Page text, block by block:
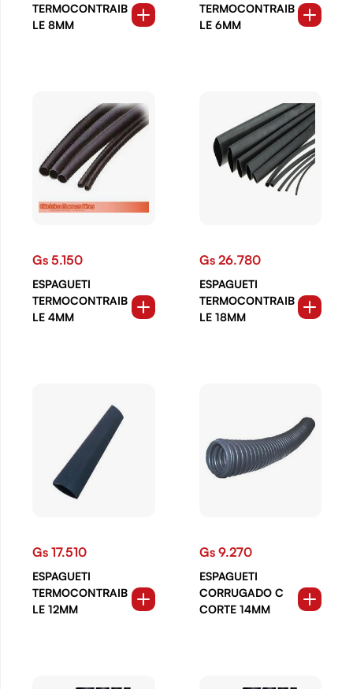
TERMOCONTRAIB
LE 8MM
TERMOCONTRAIB
LE 6MM
Gs 5.150
ESPAGUETI
TERMOCONTRAIB
LE 4MM
Gs 26.780
ESPAGUETI
TERMOCONTRAIB
LE 18MM
Gs 17.510
ESPAGUETI
TERMOCONTRAIB
LE 12MM
Gs 9.270
ESPAGUETI
CORRUGADO C
CORTE 14MM